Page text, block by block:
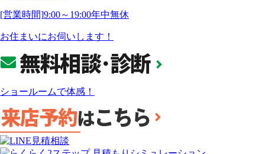
[営業時間]9:00～19:00年中無休
お住まいにお伺いします！
ショールームで体感！